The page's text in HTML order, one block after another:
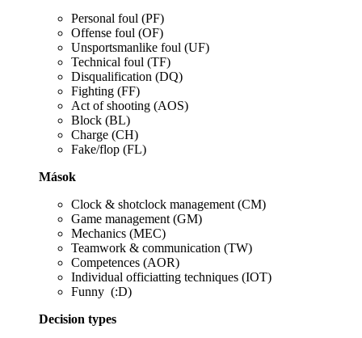
Personal foul (PF)
Offense foul (OF)
Unsportsmanlike foul (UF)
Technical foul (TF)
Disqualification (DQ)
Fighting (FF)
Act of shooting (AOS)
Block (BL)
Charge (CH)
Fake/flop (FL)
Mások
Clock & shotclock management (CM)
Game management (GM)
Mechanics (MEC)
Teamwork & communication (TW)
Competences (AOR)
Individual officiatting techniques (IOT)
Funny (:D)
Decision types